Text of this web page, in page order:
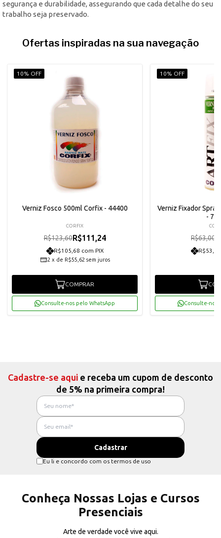
segurança e durabilidade, assegurando que cada detalhe do seu
trabalho seja preservado.
Ofertas inspiradas na sua navegação
10% OFF
Verniz Fosco 500ml Corfix - 44400
CORFIX
R$123,60R$111,24
R$105,68 com PIX
2 x de R$55,62 sem juros
COMPRAR
Consulte-nos pelo WhatsApp
10% OFF
Verniz Fixador
-
R$63,00
Consulte-nos
Cadastre-se aqui e receba um cupom de desconto
de 5% na primeira compra!
Eu li e concordo com os termos de uso
Conheça Nossas Lojas e Cursos
Presenciais
Arte de verdade você vive aqui.